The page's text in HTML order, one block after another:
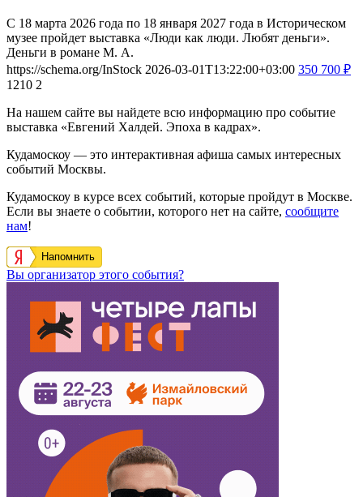
С 18 марта 2026 года по 18 января 2027 года в Историческом
музее пройдет выставка «Люди как люди. Любят деньги».
Деньги в романе М. А.
https://schema.org/InStock 2026-03-01T13:22:00+03:00 350 700 ₽
1210 2
На нашем сайте вы найдете всю информацию про событие
выставка «Евгений Халдей. Эпоха в кадрах».
Кудамоскоу — это интерактивная афиша самых интересных
событий Москвы.
Кудамоскоу в курсе всех событий, которые пройдут в Москве.
Если вы знаете о событии, которого нет на сайте, сообщите
нам!
Напомнить
Вы организатор этого события?